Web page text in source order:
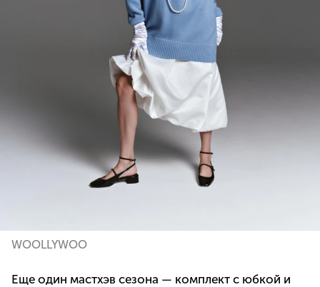
WOOLLYWOO
Еще один мастхэв сезона — комплект с юбкой и